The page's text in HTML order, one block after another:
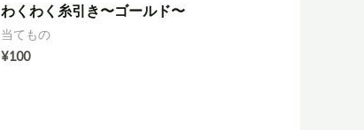
わくわく糸引き〜ゴールド〜
当てもの
¥100